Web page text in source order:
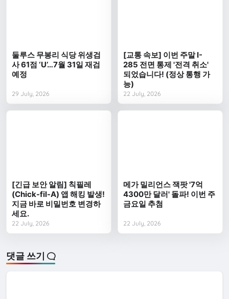
둘루스 무봉리 식당 위생검
사 61점 ‘U’…7월 31일 재검
예정
29 July, 2026
[교통 속보] 이번 주말 I-
285 전면 통제 '전격 취소'
되었습니다! (정상 통행 가
능)
22 July, 2026
[긴급 보안 알림] 칙필레
(Chick-fil-A) 앱 해킹 발생!
지금 바로 비밀번호 변경하
세요.
22 July, 2026
메가 밀리언스 잭팟 '7억
4300만 달러' 돌파! 이번 주
금요일 추첨
22 July, 2026
댓글 쓰기